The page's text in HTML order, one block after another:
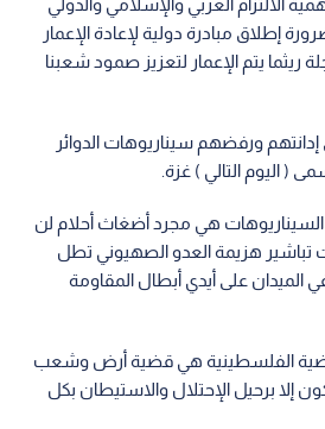
إطلاق مبادرة دولية لإعادة الإعمار
ريثما يتم الإعمار لتعزيز صمود شعبنا
ورفضهم سيناريوهات الدوائر
( اليوم التالي ) غزة.
هي مجرد أضغاث أحلام لن
تباشير هزيمة العدو الصهيوني تطل
الميدان على أيدي أبطال المقاومة
الفلسطينية هي قضية أرض وشعب
إلا برحيل الإحتلال والاستيطان بكل